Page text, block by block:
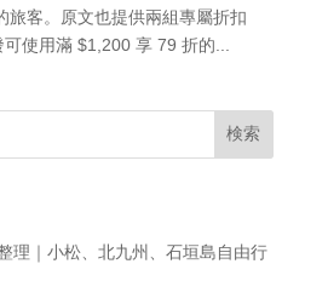
旅客。原文也提供兩組專屬折扣
使用滿 $1,200 享 79 折的...
検索
理｜小松、北九州、石垣島自由行